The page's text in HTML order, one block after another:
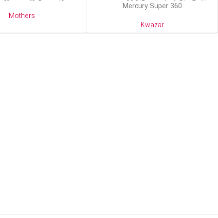
Mercury Super 360
Kwazar
Mothers